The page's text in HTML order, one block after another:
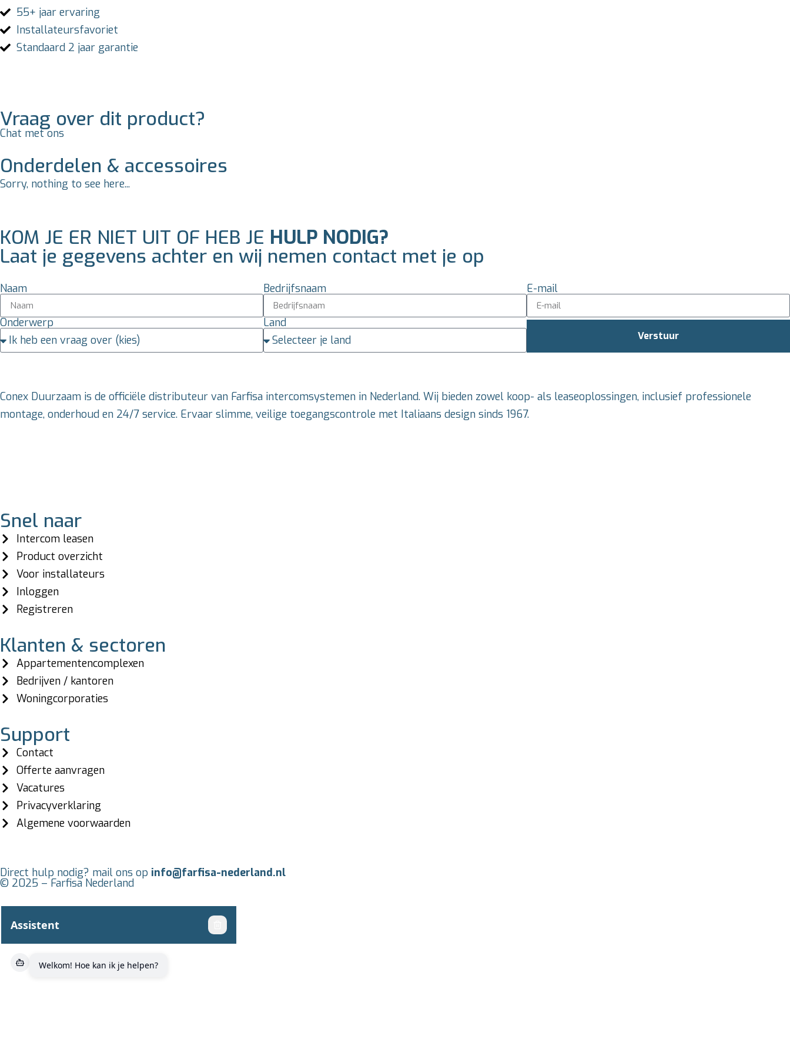
55+ jaar ervaring
Installateursfavoriet
Standaard 2 jaar garantie
Vraag over dit product?
Chat met ons
Onderdelen & accessoires
Sorry, nothing to see here...
KOM JE ER NIET UIT OF HEB JE HULP NODIG?
Laat je gegevens achter en wij nemen contact met je op
Naam Bedrijfsnaam E-mail
Onderwerp Land
Verstuur
Conex Duurzaam is de officiële distributeur van Farfisa intercomsystemen in Nederland. Wij bieden zowel koop- als leaseoplossingen, inclusief professionele
montage, onderhoud en 24/7 service. Ervaar slimme, veilige toegangscontrole met Italiaans design sinds 1967.
Snel naar
Intercom leasen
Product overzicht
Voor installateurs
Inloggen
Registreren
Klanten & sectoren
Appartementencomplexen
Bedrijven / kantoren
Woningcorporaties
Support
Contact
Offerte aanvragen
Vacatures
Privacyverklaring
Algemene voorwaarden
Direct hulp nodig? mail ons op info@farfisa-nederland.nl
© 2025 – Farfisa Nederland